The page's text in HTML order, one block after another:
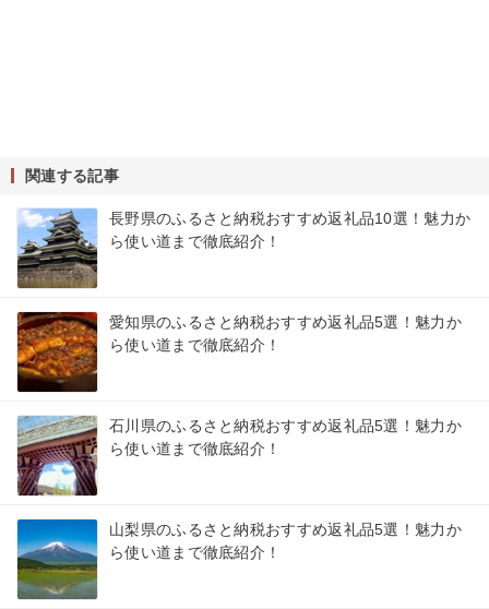
関連する記事
長野県のふるさと納税おすすめ返礼品10選！魅力か
ら使い道まで徹底紹介！
愛知県のふるさと納税おすすめ返礼品5選！魅力か
ら使い道まで徹底紹介！
石川県のふるさと納税おすすめ返礼品5選！魅力か
ら使い道まで徹底紹介！
山梨県のふるさと納税おすすめ返礼品5選！魅力か
ら使い道まで徹底紹介！